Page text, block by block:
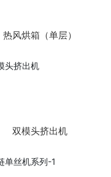
热风烘箱（单层）
双模头挤出机